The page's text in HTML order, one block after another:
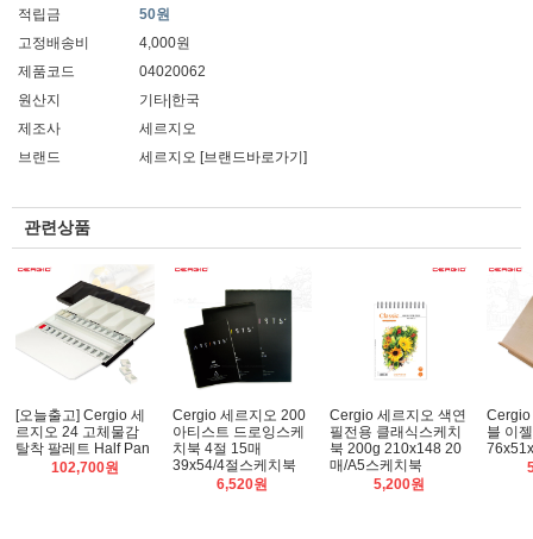
적립금
50원
고정배송비
4,000원
제품코드
04020062
원산지
기타|한국
제조사
세르지오
브랜드
세르지오 [브랜드바로가기]
관련상품
[오늘출고] Cergio 세
르지오 24 고체물감
탈착 팔레트 Half Pan
102,700원
Cergio 세르지오 200
아티스트 드로잉스케
치북 4절 15매
39x54/4절스케치북
6,520원
Cergio 세르지오 색연
필전용 클래식스케치
북 200g 210x148 20
매/A5스케치북
5,200원
Cergio
블 이젤